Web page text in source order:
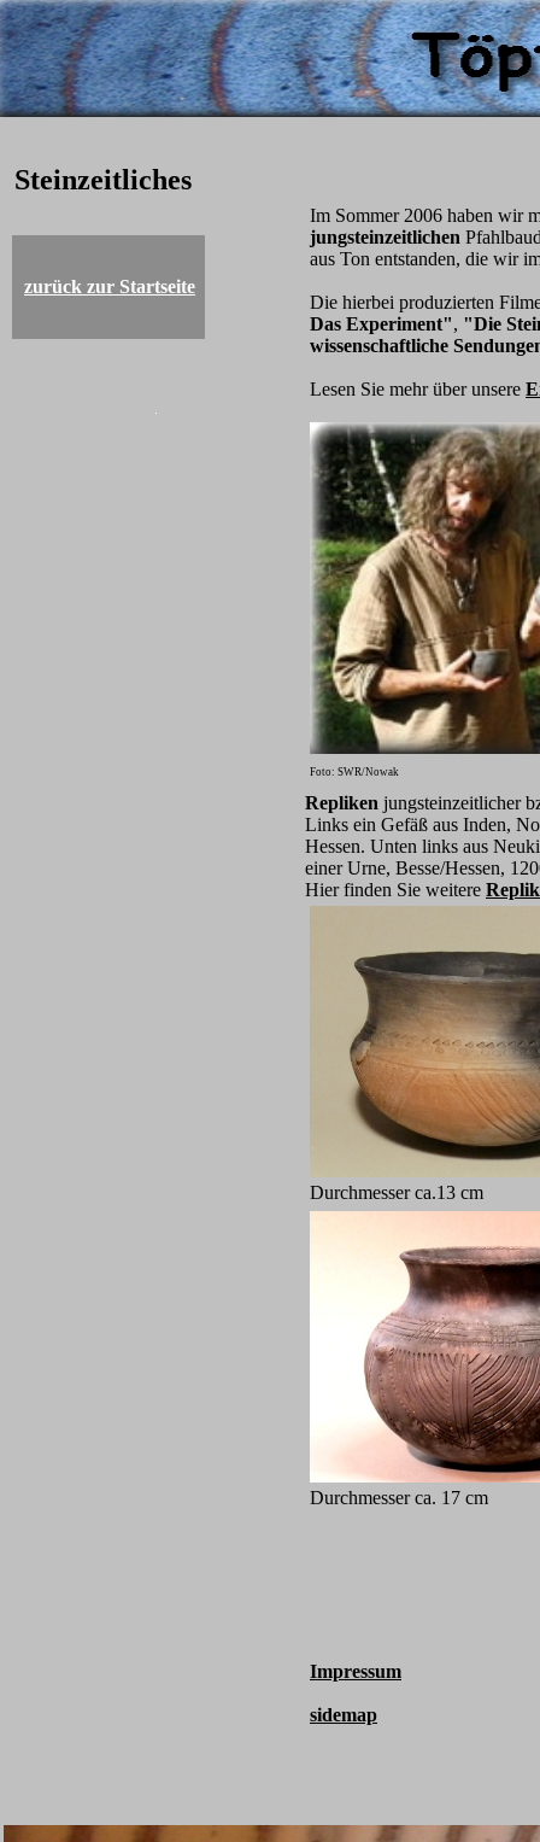
Steinzeitliches
zurück zur Startseite
Im Sommer 2006 haben wir
jungsteinzeitlichen
aus Ton entstanden, die wir
Die hierbei produzierten
Das Experiment", "Die
wissenschaftliche
Lesen Sie mehr über unsere
Foto: SWR/Nowak
Repliken jungsteinzeitlicher
Links ein Gefäß aus Inden,
Hessen. Unten links aus
einer Urne, Besse/Hessen,
Hier finden Sie weitere
Durchmesser ca.13
Durchmesser ca. 17
Impressum
sidemap